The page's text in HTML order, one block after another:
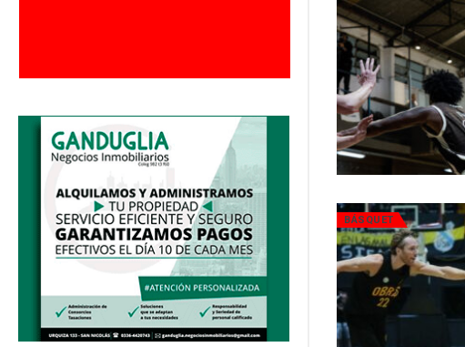
BÁSQUET